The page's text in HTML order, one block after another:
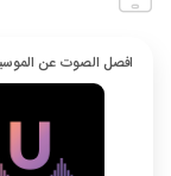
افصل الصوت عن